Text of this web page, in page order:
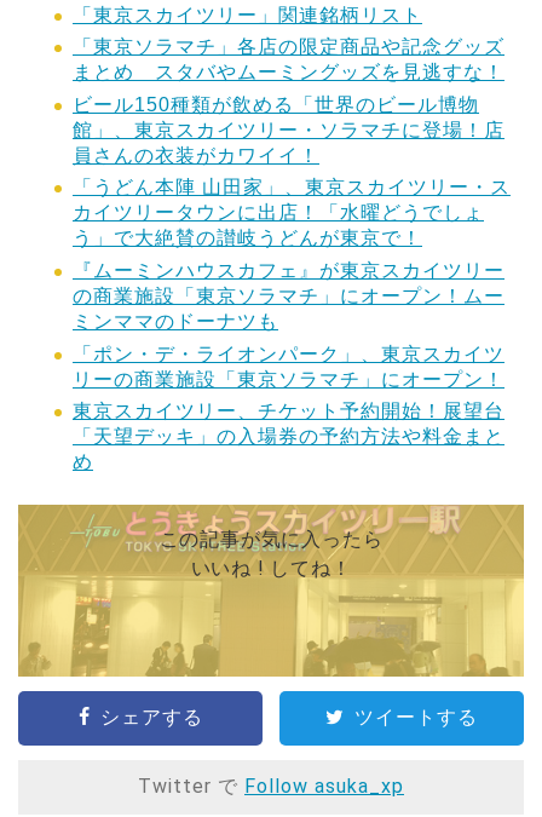
「東京スカイツリー」関連銘柄リスト
「東京ソラマチ」各店の限定商品や記念グッズ
まとめ スタバやムーミングッズを見逃すな！
ビール150種類が飲める「世界のビール博物
館」、東京スカイツリー・ソラマチに登場！店
員さんの衣装がカワイイ！
「うどん本陣 山田家」、東京スカイツリー・ス
カイツリータウンに出店！「水曜どうでしょ
う」で大絶賛の讃岐うどんが東京で！
『ムーミンハウスカフェ』が東京スカイツリー
の商業施設「東京ソラマチ」にオープン！ムー
ミンママのドーナツも
「ポン・デ・ライオンパーク」、東京スカイツ
リーの商業施設「東京ソラマチ」にオープン！
東京スカイツリー、チケット予約開始！展望台
「天望デッキ」の入場券の予約方法や料金まと
め
この記事が気に入ったら
いいね ! してね！
シェアする ツイートする
Twitter で Follow asuka_xp